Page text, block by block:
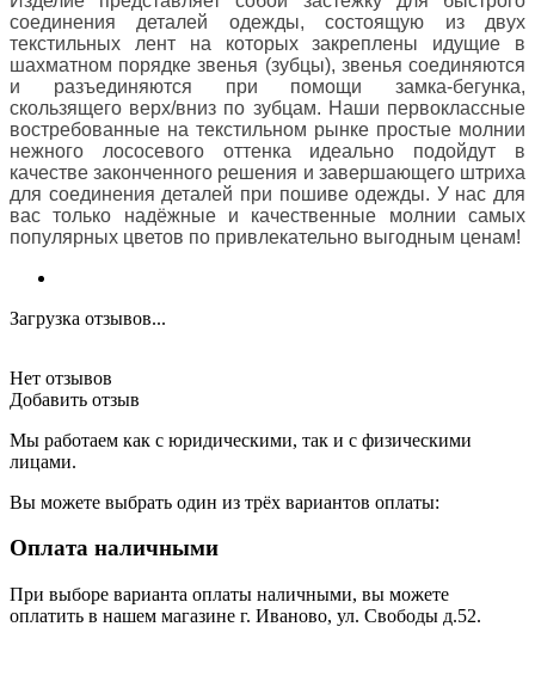
соединения деталей одежды, состоящую из двух
текстильных лент на которых закреплены идущие в
шахматном порядке звенья (зубцы), звенья соединяются
и разъединяются при помощи замка-бегунка,
скользящего верх/вниз по зубцам. Наши первоклассные
востребованные на текстильном рынке простые молнии
нежного лососевого оттенка идеально подойдут в
качестве законченного решения и завершающего штриха
для соединения деталей при пошиве одежды. У нас для
вас только надёжные и качественные молнии самых
популярных цветов по привлекательно выгодным ценам!
Загрузка отзывов...
Нет отзывов
Добавить отзыв
Мы работаем как с юридическими, так и с физическими
лицами.
Вы можете выбрать один из трёх вариантов оплаты:
Оплата наличными
При выборе варианта оплаты наличными, вы можете
оплатить в нашем магазине г. Иваново, ул. Свободы д.52.